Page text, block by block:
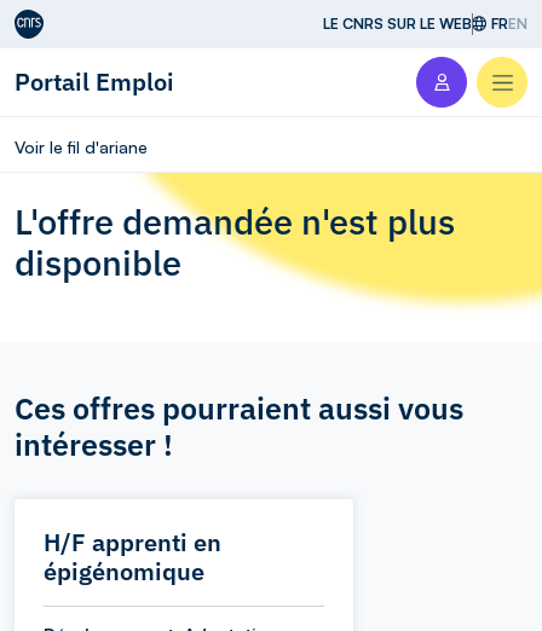
Aller au contenu LE CNRS SUR LE WEB FREN
Portail Emploi
Voir le fil d'ariane
L'offre demandée n'est plus
disponible
Ces offres pourraient aussi vous
intéresser !
H/F apprenti en
épigénomique